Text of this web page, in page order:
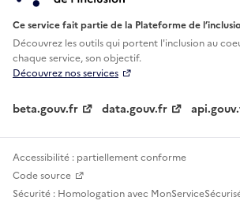
Ce service fait partie de la Plateforme de
Découvrez les outils qui portent l'inclusion au
chaque service, son objectif.
Découvrez nos services
beta.gouv.fr data.gouv.fr
Accessibilité : partiellement conforme
Code source
Sécurité : Homologation avec